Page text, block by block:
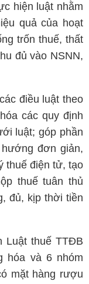
hiện luật nhằm
quả của hoạt
trốn thuế, thất
đủ vào NSNN,
điều luật theo
các quy định
luật; góp phần
đơn giản,
thuế điện tử, tạo
thuế tuân thủ
đủ, kịp thời tiền
Luật thuế TTĐB
hóa và 6 nhóm
mặt hàng rượu